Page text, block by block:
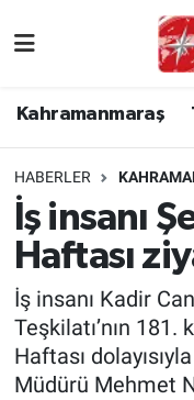
Kahramanmaraş
HABERLER
İş insanı
Haftası
İş insanı Kadir
Teşkilatı’nın
Haftası
Müdürü Mehmet
Politika
Ekonomi
Spor
İstanbul Trafik
Süper Lig Puan
Tüm Manşetler